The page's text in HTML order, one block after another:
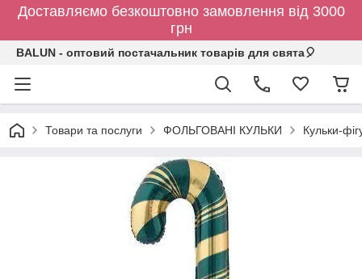
Доставляємо безкоштовно замовлення від 3000
грн
BALUN - оптовий постачальник товарів для свята🎈
Товари та послуги ФОЛЬГОВАНІ КУЛЬКИ Кульки-